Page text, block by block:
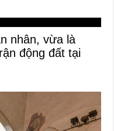
nhân, vừa là
động đất tại